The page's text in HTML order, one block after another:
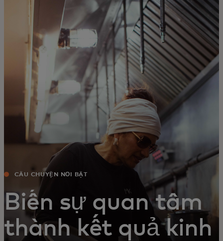
Dành cho bạn
Dành cho doanh nghiệp
Dành cho thế giới
Dành cho nhà đổi mới
Tin tức và xu hướng
CÂU CHUYỆN NỔI BẬT
Biến sự quan tâm
thành kết quả kinh